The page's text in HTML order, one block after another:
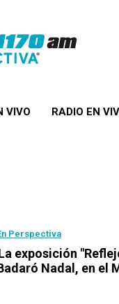
VIVO RADIO EN
Perspectiva
exposición
Nadal, en el